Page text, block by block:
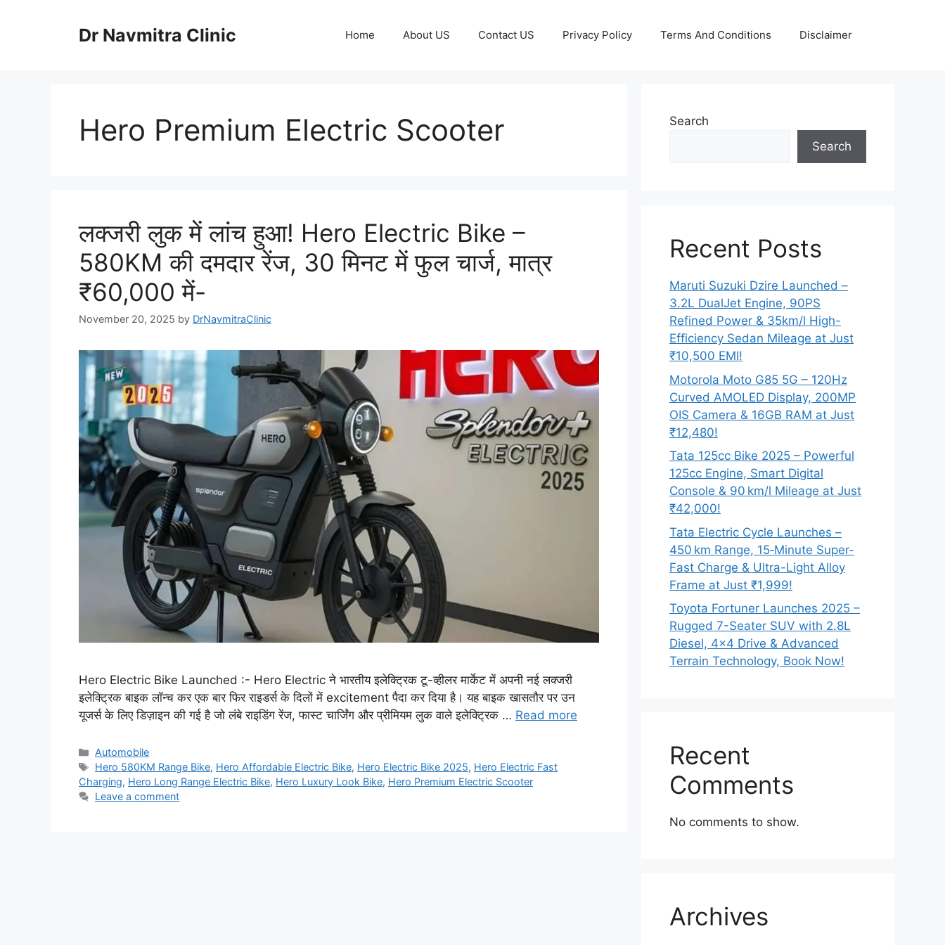
Dr Navmitra Clinic Home About US Contact US Privacy Policy Terms And Conditions Disclaimer
Hero Premium Electric Scooter
लक्जरी लुक में लांच हुआ! Hero Electric Bike –
580KM की दमदार रेंज, 30 मिनट में फुल चार्ज, मात्र
₹60,000 में-
November 20, 2025 by DrNavmitraClinic
Hero Electric Bike Launched :- Hero Electric ने भारतीय इलेक्ट्रिक टू-व्हीलर मार्केट में अपनी नई लक्जरी
इलेक्ट्रिक बाइक लॉन्च कर एक बार फिर राइडर्स के दिलों में excitement पैदा कर दिया है। यह बाइक खासतौर पर उन
यूजर्स के लिए डिज़ाइन की गई है जो लंबे राइडिंग रेंज, फास्ट चार्जिंग और प्रीमियम लुक वाले इलेक्ट्रिक … Read more
Categories
Automobile
Tags
Hero 580KM Range Bike, Hero Affordable Electric Bike, Hero Electric Bike 2025, Hero Electric Fast
Charging, Hero Long Range Electric Bike, Hero Luxury Look Bike, Hero Premium Electric Scooter
Leave a comment
Search
Search
Recent Posts
Maruti Suzuki Dzire Launched –
3.2L DualJet Engine, 90PS
Refined Power & 35km/l High-
Efficiency Sedan Mileage at Just
₹10,500 EMI!
Motorola Moto G85 5G – 120Hz
Curved AMOLED Display, 200MP
OIS Camera & 16GB RAM at Just
₹12,480!
Tata 125cc Bike 2025 – Powerful
125cc Engine, Smart Digital
Console & 90 km/l Mileage at Just
₹42,000!
Tata Electric Cycle Launches –
450 km Range, 15‑Minute Super-
Fast Charge & Ultra-Light Alloy
Frame at Just ₹1,999!
Toyota Fortuner Launches 2025 –
Rugged 7-Seater SUV with 2.8L
Diesel, 4×4 Drive & Advanced
Terrain Technology, Book Now!
Recent
Comments
No comments to show.
Archives